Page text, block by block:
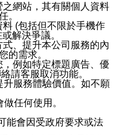
網站，其有關個人資料
。
(包括但不限於手機作
解決爭議。
、提升本公司服務的內
的需求。
例如特定標題廣告、優
請客服取消功能。
服務體驗價值。如不願
任何使用。
能會因受政府要求或法